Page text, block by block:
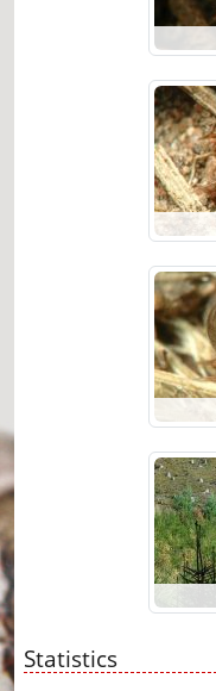
Statistics